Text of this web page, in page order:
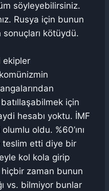
söyleyebilirsiniz.
Rusya için bunun
kötüydü.
ekipler
için
hesabı yoktu. İMF
oldu. %60’ını
teslim etti diye bir
kol kola girip
hiçbir zaman bunun
vs. bilmiyor bunlar